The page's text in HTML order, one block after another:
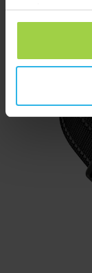
services.
Commander